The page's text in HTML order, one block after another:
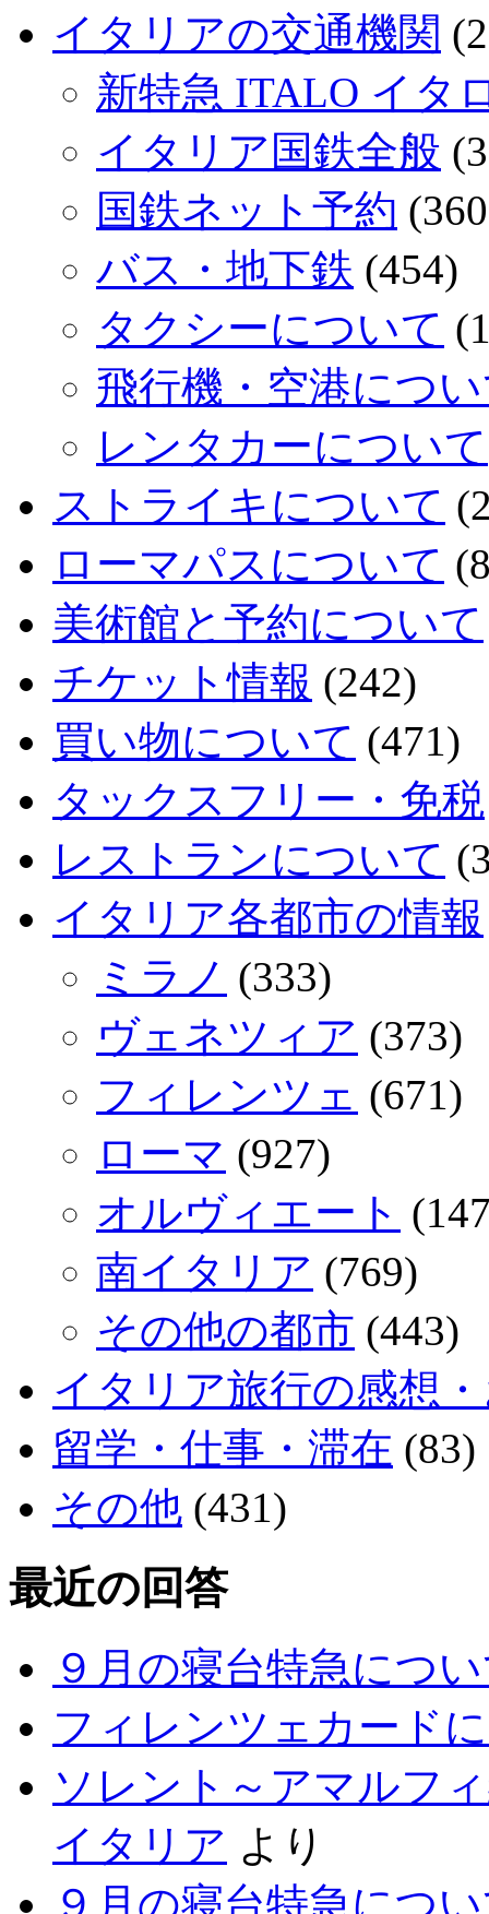
イタリアの交通機関
新特急 ITALO イタ
イタリア国鉄全般
国鉄ネット予約
バス・地下鉄 (454)
タクシーについて
飛行機・空港につ
レンタカーについて
ストライキについて
ローマパスについて
美術館と予約について
チケット情報 (242)
買い物について (471)
タックスフリー・免税
レストランについて
イタリア各都市の情報
ミラノ (333)
ヴェネツィア (373)
フィレンツェ (671)
ローマ (927)
オルヴィエート
南イタリア (769)
その他の都市 (443)
イタリア旅行の感想
留学・仕事・滞在 (83)
その他 (431)
最近の回答
９月の寝台特急につ
フィレンツェカード
ソレント～アマルフ
イタリア より
９月の寝台特急につ